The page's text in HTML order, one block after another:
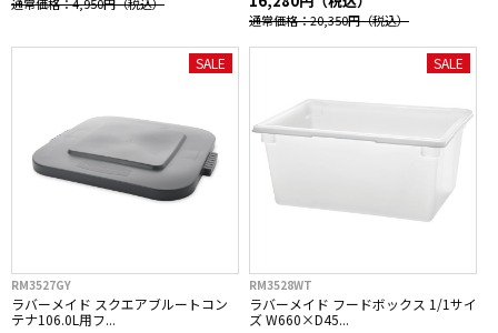
通常価格：4,950円（税込）
通常価格：20,350円（税込）
SALE
RM3527GY
ラバーメイド スクエアブルートコン
テナ106.0L用フ...
SALE
RM3528WT
ラバーメイド フードボックス 1/1サイ
ズ W660×D45...